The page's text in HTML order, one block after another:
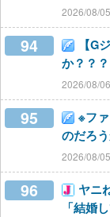
2026/08/
94
【G
か？？？
2026/08/
95
※フ
のだろ
2026/08/
96
ヤニ
「結婚